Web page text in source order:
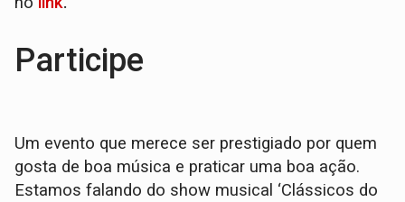
Participe
Um evento que merece ser prestigiado por quem
gosta de boa música e praticar uma boa ação.
Estamos falando do show musical ‘Clássicos do